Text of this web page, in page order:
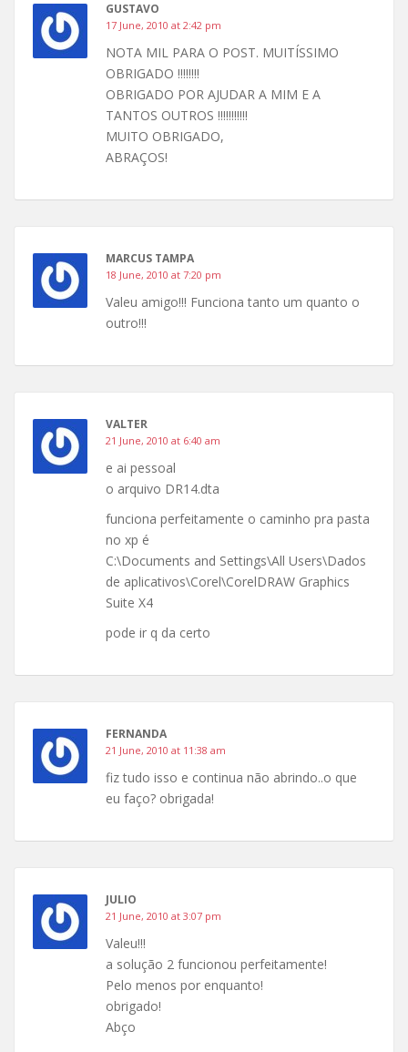
GUSTAVO
17 June, 2010 at 2:42 pm
NOTA MIL PARA O POST. MUITÍSSIMO
OBRIGADO !!!!!!!!
OBRIGADO POR AJUDAR A MIM E A
TANTOS OUTROS !!!!!!!!!!!
MUITO OBRIGADO,
ABRAÇOS!
MARCUS TAMPA
18 June, 2010 at 7:20 pm
Valeu amigo!!! Funciona tanto um quanto o
outro!!!
VALTER
21 June, 2010 at 6:40 am
e ai pessoal
o arquivo DR14.dta
funciona perfeitamente o caminho pra pasta
no xp é
C:\Documents and Settings\All Users\Dados
de aplicativos\Corel\CorelDRAW Graphics
Suite X4
pode ir q da certo
FERNANDA
21 June, 2010 at 11:38 am
fiz tudo isso e continua não abrindo..o que
eu faço? obrigada!
JULIO
21 June, 2010 at 3:07 pm
Valeu!!!
a solução 2 funcionou perfeitamente!
Pelo menos por enquanto!
obrigado!
Abço